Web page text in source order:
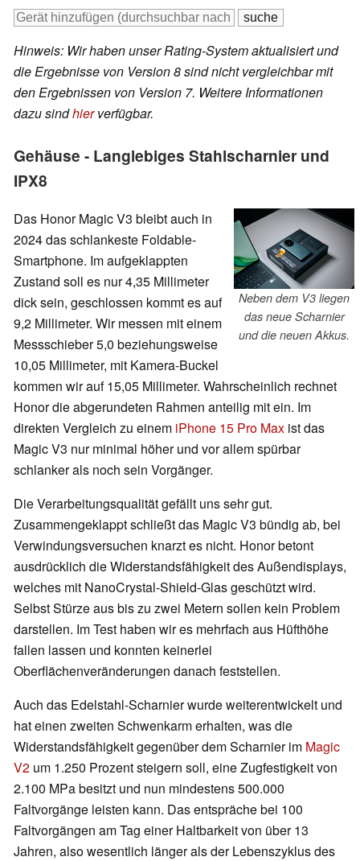
Hinweis: Wir haben unser Rating-System aktualisiert und
die Ergebnisse von Version 8 sind nicht vergleichbar mit
den Ergebnissen von Version 7. Weitere Informationen
dazu sindhierverfügbar.
Gehäuse - Langlebiges Stahlscharnier und
IPX8
Neben dem V3 liegen
das neue Scharnier
und die neuen Akkus.
Das Honor Magic V3 bleibt auch in
2024 das schlankeste Foldable-
Smartphone. Im aufgeklappten
Zustand soll es nur 4,35 Millimeter
dick sein, geschlossen kommt es auf
9,2 Millimeter. Wir messen mit einem
Messschieber 5,0 beziehungsweise
10,05 Millimeter, mit Kamera-Buckel
kommen wir auf 15,05 Millimeter. Wahrscheinlich rechnet
Honor die abgerundeten Rahmen anteilig mit ein. Im
direkten Vergleich zu einem iPhone 15 Pro Max ist das
Magic V3 nur minimal höher und vor allem spürbar
schlanker als noch sein Vorgänger.
Die Verarbeitungsqualität gefällt uns sehr gut.
Zusammengeklappt schließt das Magic V3 bündig ab, bei
Verwindungsversuchen knarzt es nicht. Honor betont
ausdrücklich die Widerstandsfähigkeit des Außendisplays,
welches mit NanoCrystal-Shield-Glas geschützt wird.
Selbst Stürze aus bis zu zwei Metern sollen kein Problem
darstellen. Im Test haben wir es mehrfach aus Hüfthöhe
fallen lassen und konnten keinerlei
Oberflächenveränderungen danach feststellen.
Auch das Edelstahl-Scharnier wurde weiterentwickelt und
hat einen zweiten Schwenkarm erhalten, was die
Widerstandsfähigkeit gegenüber dem Scharnier im Magic
V2 um 1.250 Prozent steigern soll, eine Zugfestigkeit von
2.100 MPa besitzt und nun mindestens 500.000
Faltvorgänge leisten kann. Das entspräche bei 100
Faltvorgängen am Tag einer Haltbarkeit von über 13
Jahren, also wesentlich länger als der Lebenszyklus des